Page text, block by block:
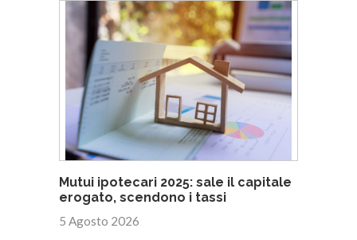
Mutui ipotecari 2025: sale il capitale
erogato, scendono i tassi
5 Agosto 2026